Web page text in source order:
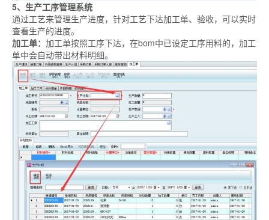
5、生产工序管理系统
通过工艺来管理生产进度，针对工艺下达加工单、验收，可以实时
查看生产的进度。
加工单： 加工单按照工序下达，在bom中已设定工序用料的，加工
单中会自动带出材料明细。